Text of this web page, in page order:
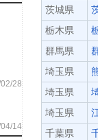
28
14
茨城県
栃木県
群馬県
埼玉県
埼玉県
埼玉県
千葉県